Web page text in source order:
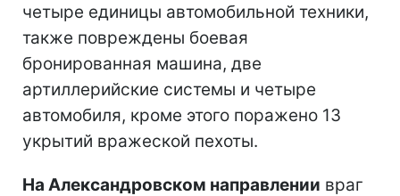
четыре единицы автомобильной техники,
также повреждены боевая
бронированная машина, две
артиллерийские системы и четыре
автомобиля, кроме этого поражено 13
укрытий вражеской пехоты.
На Александровском направлении враг